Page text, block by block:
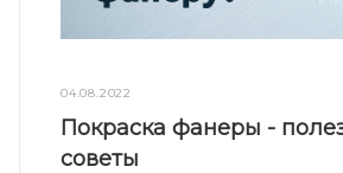
04.08.2022
Покраска фанеры -
советы